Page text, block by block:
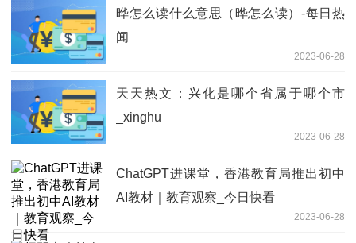
晔怎么读什么意思（晔怎么读）-每日热
闻
2023-06-28
天天热文：兴化是哪个省属于哪个市
_xinghu
2023-06-28
ChatGPT进课堂，香港教育局推出初中
AI教材｜教育观察_今日快看
2023-06-28